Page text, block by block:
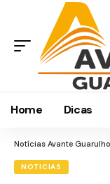
Home Dicas
Notícias Avante
NOTICIAS